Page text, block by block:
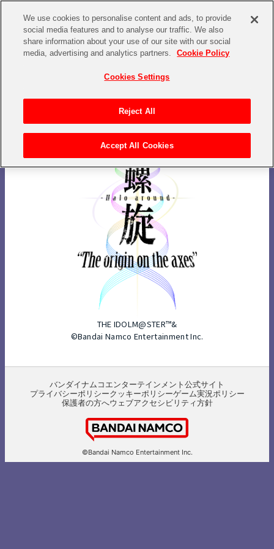
継
続
か
終
か
。
THE IDOLM@STER™&
©Bandai Namco Entertainment Inc.
バンダイナムコエンターテインメント公式サイト
プライバシーポリシークッキーポリシーゲーム実況ポリシー
保護者の方へウェブアクセシビリティ方針
©Bandai Namco Entertainment Inc.
We use cookies to personalise content and ads, to provide
social media features and to analyse our traffic. We also
share information about your use of our site with our social
media, advertising and analytics partners.
Cookie Policy
Cookies Settings
Reject All
Accept All Cookies